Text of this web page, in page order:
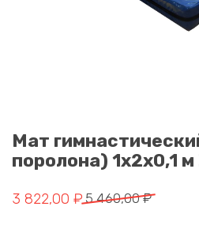
Мат
поролона) 1x2x0,1 м
5 460,00₽
Первоначальная цена
3 822,00 ₽
Текущая цена: 3 822,00 ₽.